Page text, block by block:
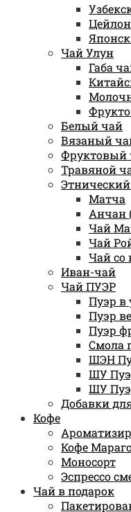
Чай Улун
Габа
Белый чай
Вязаный
Фруктовый
Травяной
Матча
Анчан
Чай
Чай
Чай со
Иван-чай
Чай ПУЭР
Пуэр в
Пуэр
Пуэр
Смола
ШЭН
ШУ
ШУ
Добавки
Кофе
Кофе
Моносорт
Эспрессо
Чай в подарок